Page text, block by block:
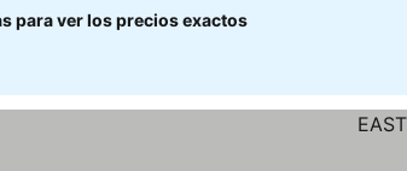
para ver los precios exactos